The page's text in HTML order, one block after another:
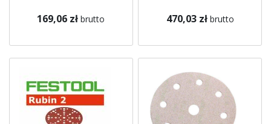
169,06 zł brutto 470,03 zł brutto